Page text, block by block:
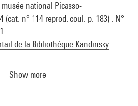
national Picasso-
(cat. n° 114 reprod. coul. p. 183) . N°
de la Bibliothèque Kandinsky
Show more